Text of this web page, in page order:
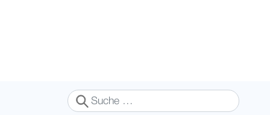
Suchen